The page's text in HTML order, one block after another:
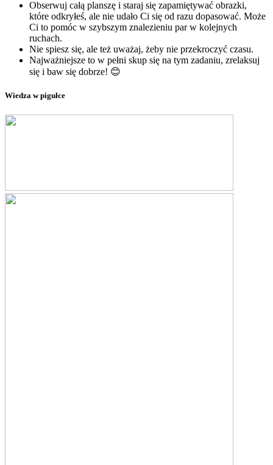
Obserwuj całą planszę i staraj się zapamiętywać obrazki,
które odkryłeś, ale nie udało Ci się od razu dopasować. Może
Ci to pomóc w szybszym znalezieniu par w kolejnych
ruchach.
Nie spiesz się, ale też uważaj, żeby nie przekroczyć czasu.
Najważniejsze to w pełni skup się na tym zadaniu, zrelaksuj
się i baw się dobrze! 😊
Wiedza w pigułce